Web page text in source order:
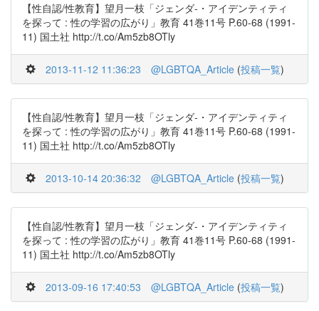
【性自認/性教育】望月一枝「ジェンダ-・アイデンティティ
を探って : 性の学習の広がり」教育 41巻11号 P.60-68 (1991-
11) 国土社 http://t.co/Am5zb8OTly
2013-11-12 11:36:23 @LGBTQA_Article (投稿一覧)
【性自認/性教育】望月一枝「ジェンダ-・アイデンティティ
を探って : 性の学習の広がり」教育 41巻11号 P.60-68 (1991-
11) 国土社 http://t.co/Am5zb8OTly
2013-10-14 20:36:32 @LGBTQA_Article (投稿一覧)
【性自認/性教育】望月一枝「ジェンダ-・アイデンティティ
を探って : 性の学習の広がり」教育 41巻11号 P.60-68 (1991-
11) 国土社 http://t.co/Am5zb8OTly
2013-09-16 17:40:53 @LGBTQA_Article (投稿一覧)